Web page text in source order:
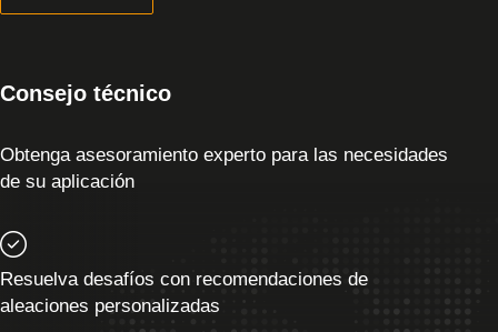
Consejo técnico
Obtenga asesoramiento experto para las necesidades
de su aplicación
Resuelva desafíos con recomendaciones de
aleaciones personalizadas